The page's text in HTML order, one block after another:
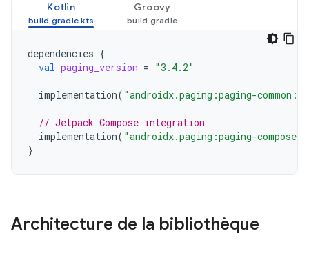
Kotlin Groovy
dependencies {
val paging_version = "3.4.2"
implementation( "androidx.paging:paging-common:
// Jetpack Compose integration
implementation( "androidx.paging:paging-compose:
}
Architecture de la bibliothèque